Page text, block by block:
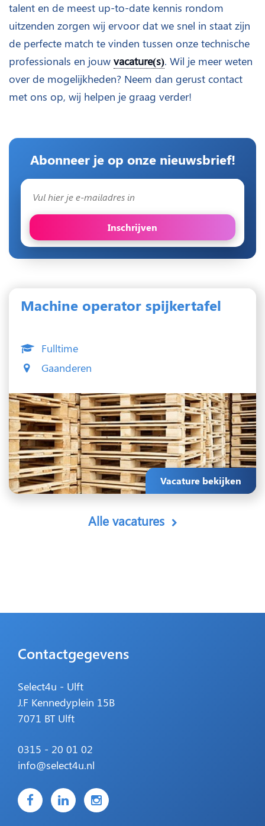
talent en de meest up-to-date kennis rondom
uitzenden zorgen wij ervoor dat we snel in staat zijn
de perfecte match te vinden tussen onze technische
professionals en jouw vacature(s). Wil je meer weten
over de mogelijkheden? Neem dan gerust contact
met ons op, wij helpen je graag verder!
Abonneer je op onze nieuwsbrief!
Inschrijven
Machine operator spijkertafel
Fulltime
Gaanderen
Vacature bekijken
Alle vacatures
Contactgegevens
Select4u - Ulft
J.F Kennedyplein 15B
7071 BT Ulft
0315 - 20 01 02
info@select4u.nl